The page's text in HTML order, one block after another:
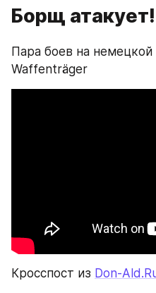
Борщ атакует!
Пара боев на
Waffenträger
Кросспост из Don-